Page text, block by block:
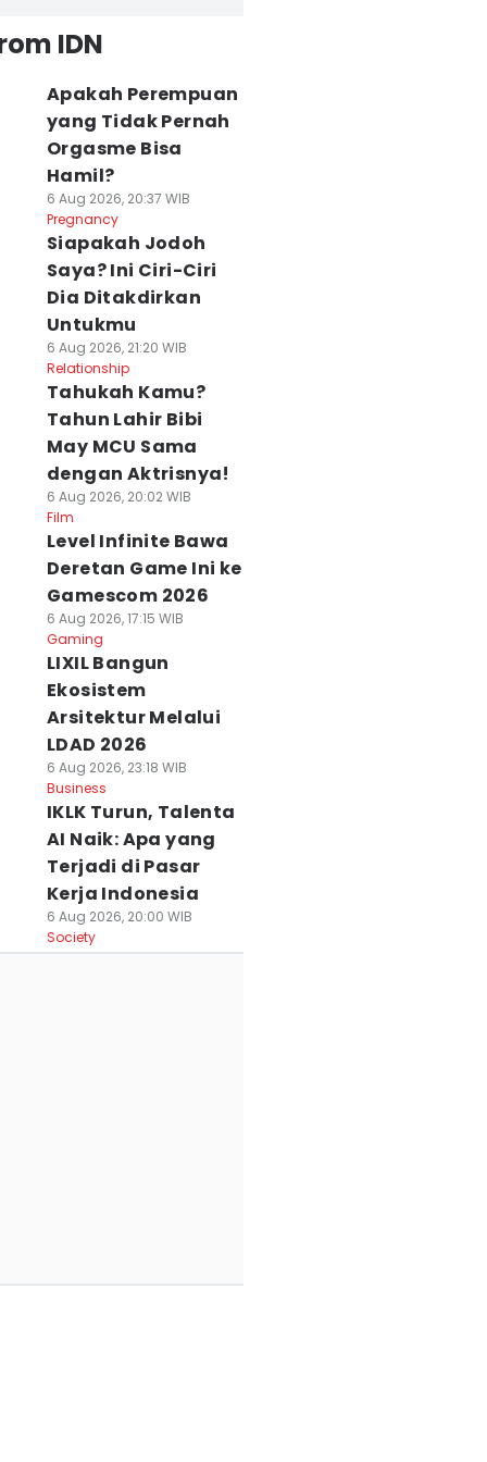
IDN
Apakah Perempuan
yang Tidak Pernah
Orgasme Bisa
Hamil?
6 Aug 2026, 20:37 WIB
Pregnancy
Siapakah Jodoh
Saya? Ini Ciri-Ciri
Dia Ditakdirkan
Untukmu
6 Aug 2026, 21:20 WIB
Relationship
Tahukah Kamu?
Tahun Lahir Bibi
May MCU Sama
dengan Aktrisnya!
6 Aug 2026, 20:02 WIB
Film
Level Infinite Bawa
Deretan Game Ini ke
Gamescom 2026
6 Aug 2026, 17:15 WIB
Gaming
LIXIL Bangun
Ekosistem
Arsitektur Melalui
LDAD 2026
6 Aug 2026, 23:18 WIB
Business
IKLK Turun, Talenta
AI Naik: Apa yang
Terjadi di Pasar
Kerja Indonesia
6 Aug 2026, 20:00 WIB
Society